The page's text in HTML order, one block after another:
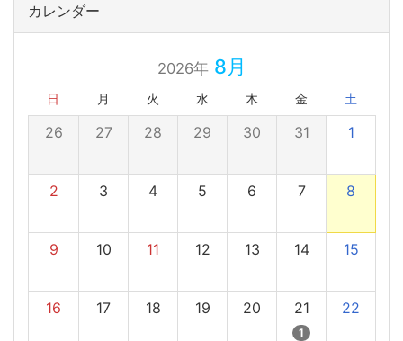
カレンダー
2026年8月
日 月 火 水 木 金 土
26 27 28 29 30 31 1
2 3 4 5 6 7 8
9 10 11 12 13 14 15
16 17 18 19 20 21
1
22